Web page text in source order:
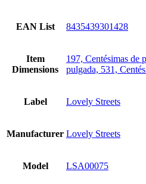
EAN List 8435439301428
Item
Dimensions
197, Centésimas de
pulgada, 531,
Label Lovely Streets
Manufacturer Lovely Streets
Model LSA00075